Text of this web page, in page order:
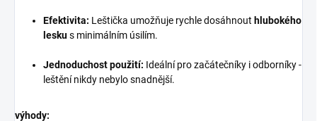
Efektivita: Leštička umožňuje rychle dosáhnout hlubokého
leskus minimálním úsilím.
Jednoduchost použití: Ideální pro začátečníky i odborníky -
leštění nikdy nebylo snadnější.
výhody: